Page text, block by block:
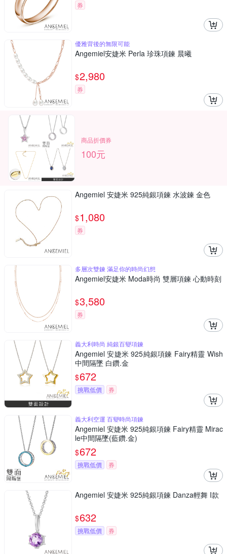
券
優雅背後的無限可能
Angemiel安婕米 Perla 珍珠項鍊 晨曦
$2,980
券
商品折價券
100元
Angemiel 安婕米 925純銀項鍊 水波鍊 金色
$1,080
券
多層次雙鍊 滿足你的時尚幻想
Angemiel安婕米 Moda時尚 雙層項鍊 心動時刻
$3,580
券
義大利時尚 純銀百變項鍊
Angemiel 安婕米 925純銀項鍊 Fairy精靈 Wish
中間隔墜 白鑽.金
$672
挑戰低價 券
義大利空運 百變時尚項鍊
Angemiel 安婕米 925純銀項鍊 Fairy精靈 Mirac
le中間隔墜(藍鑽.金)
$672
挑戰低價 券
Angemiel 安婕米 925純銀項鍊 Danza輕舞 I款
$632
挑戰低價 券